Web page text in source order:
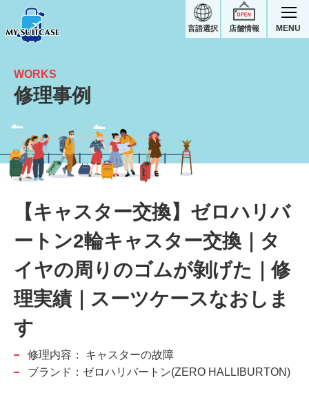
店舗情報
言語選択 MENU
【キャスター交換】タイヤの周りのゴムが剝げた｜ゼロハリバートンスーツケース修理実績
WORKS
修理事例
【キャスター交換】ゼロハリバ
ートン2輪キャスター交換｜タ
イヤの周りのゴムが剝げた｜修
理実績｜スーツケースなおしま
す
修理内容：
キャスターの故障
ブランド：ゼロハリバートン(ZERO HALLIBURTON)